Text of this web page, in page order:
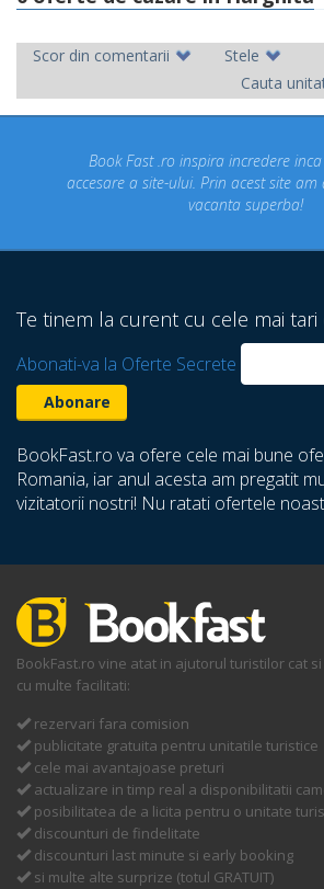
Scor din comentarii
Stele
Cauta
Book Fast .ro inspira incredere inca de la
accesare a site-ului. Prin acest site am avut
vacanta superba!
Te tinem la curent cu cele mai tari
Abonati-va la Oferte Secrete
BookFast.ro va ofere cele mai bune
Romania, iar anul acesta am pregatit
vizitatorii nostri! Nu ratati ofertele
BookFast.ro vine atat in ajutorul turistilor cat
cu multe facilitati:
rezervari fara comision
publicitate gratuita pentru unitatile turistice
cele mai avantajoase preturi
actualizare in timp real a disponibilitatii
posibilitatea de a licita pentru o unitate
discounturi de findelitate
discounturi last minute si early booking
si multe alte surprize (totul GRATUIT)